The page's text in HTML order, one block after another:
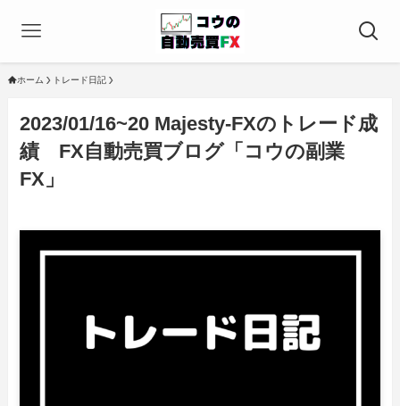
ホーム トレード日記
2023/01/16~20 Majesty-FXのトレード成
績 FX自動売買ブログ「コウの副業
FX」